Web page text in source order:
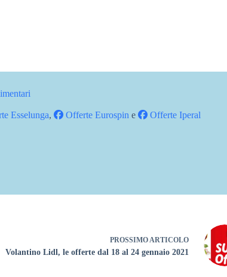
Esselunga, Offerte Eurospin e Offerte Iperal
PROSSIMO ARTICOLO
Volantino Lidl, le offerte dal 18 al 24 gennaio 2021